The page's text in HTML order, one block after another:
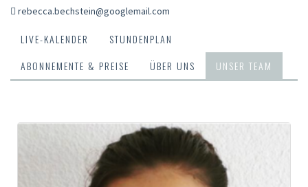
rebecca.bechstein@googlemail.com
LIVE-KALENDER
STUNDENPLAN
ABONNEMENTE & PREISE
ÜBER UNS UNSER TEAM